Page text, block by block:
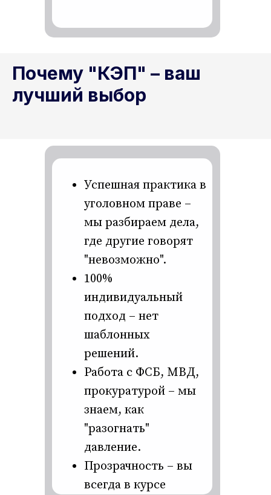
Почему "КЭП" – ваш
лучший выбор
Успешная практика в
уголовном праве –
мы разбираем дела,
где другие говорят
"невозможно".
100%
индивидуальный
подход – нет
шаблонных
решений.
Работа с ФСБ, МВД,
прокуратурой – мы
знаем, как
"разогнать"
давление.
Прозрачность – вы
всегда в курсе